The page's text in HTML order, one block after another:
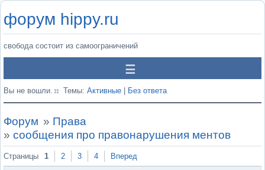
форум hippy.ru
свобода состоит из самоограничений
Вы не вошли. Темы: Активные Без ответа
Форум » Права
» сообщения про правонарушения ментов
Страницы 1 2 3 4 Вперед